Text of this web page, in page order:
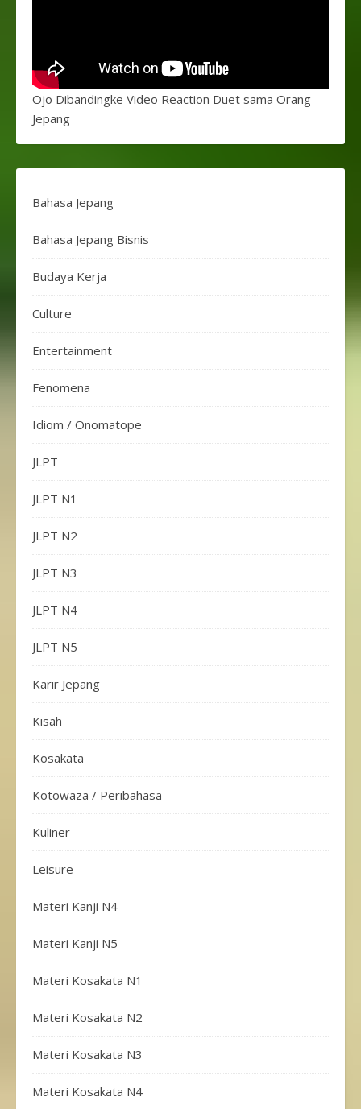
Ojo Dibandingke Video Reaction Duet sama Orang
Jepang
Bahasa Jepang
Bahasa Jepang Bisnis
Budaya Kerja
Culture
Entertainment
Fenomena
Idiom / Onomatope
JLPT
JLPT N1
JLPT N2
JLPT N3
JLPT N4
JLPT N5
Karir Jepang
Kisah
Kosakata
Kotowaza / Peribahasa
Kuliner
Leisure
Materi Kanji N4
Materi Kanji N5
Materi Kosakata N1
Materi Kosakata N2
Materi Kosakata N3
Materi Kosakata N4